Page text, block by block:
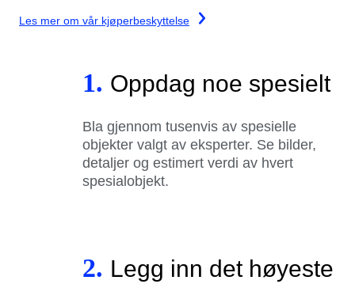
Les mer om vår kjøperbeskyttelse
1. Oppdag noe spesielt
Bla gjennom tusenvis av spesielle
objekter valgt av eksperter. Se bilder,
detaljer og estimert verdi av hvert
spesialobjekt.
2. Legg inn det høyeste